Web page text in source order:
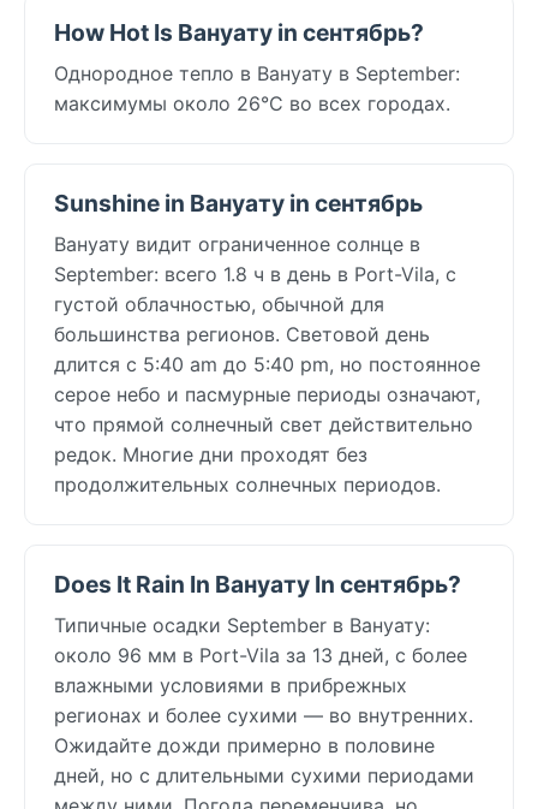
How Hot Is Вануату in сентябрь?
Однородное тепло в Вануату в September:
максимумы около 26°C во всех городах.
Sunshine in Вануату in сентябрь
Вануату видит ограниченное солнце в
September: всего 1.8 ч в день в Port-Vila, с
густой облачностью, обычной для
большинства регионов. Световой день
длится с 5:40 am до 5:40 pm, но постоянное
серое небо и пасмурные периоды означают,
что прямой солнечный свет действительно
редок. Многие дни проходят без
продолжительных солнечных периодов.
Does It Rain In Вануату In сентябрь?
Типичные осадки September в Вануату:
около 96 мм в Port-Vila за 13 дней, с более
влажными условиями в прибрежных
регионах и более сухими — во внутренних.
Ожидайте дожди примерно в половине
дней, но с длительными сухими периодами